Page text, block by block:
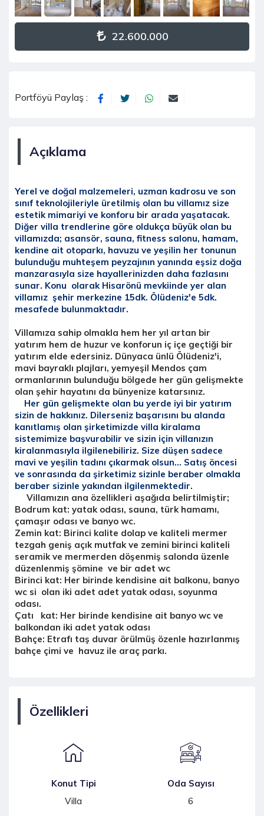
22.600.000
Portföyü Paylaş :
Açıklama
Yerel ve doğal malzemeleri, uzman kadrosu ve son
sınıf teknolojileriyle üretilmiş olan bu villamız size
estetik mimariyi ve konforu bir arada yaşatacak.
Diğer villa trendlerine göre oldukça büyük olan bu
villamızda; asansör, sauna, fitness salonu, hamam,
kendine ait otoparkı, havuzu ve yeşilin her tonunun
bulunduğu muhteşem peyzajının yanında eşsiz doğa
manzarasıyla size hayallerinizden daha fazlasını
sunar. Konu olarak Hisarönü mevkiinde yer alan
villamız şehir merkezine 15dk. Ölüdeniz'e 5dk.
mesafede bulunmaktadır.
Villamıza sahip olmakla hem her yıl artan bir
yatırım hem de huzur ve konforun iç içe geçtiği bir
yatırım elde edersiniz. Dünyaca ünlü Ölüdeniz'i,
mavi bayraklı plajları, yemyeşil Mendos çam
ormanlarının bulunduğu bölgede her gün gelişmekte
olan şehir hayatını da bünyenize katarsınız.
Her gün gelişmekte olan bu yerde iyi bir yatırım
sizin de hakkınız. Dilerseniz başarısını bu alanda
kanıtlamış olan şirketimizde villa kiralama
sistemimize başvurabilir ve sizin için villanızın
kiralanmasıyla ilgilenebiliriz. Size düşen sadece
mavi ve yeşilin tadını çıkarmak olsun... Satış öncesi
ve sonrasında da şirketimiz sizinle beraber olmakla
beraber sizinle yakından ilgilenmektedir.
Villamızın ana özellikleri aşağıda belirtilmiştir;
Bodrum kat: yatak odası, sauna, türk hamamı,
çamaşır odası ve banyo wc.
Zemin kat: Birinci kalite dolap ve kaliteli mermer
tezgah geniş açık mutfak ve zemini birinci kaliteli
seramik ve mermerden döşenmiş salonda üzenle
düzenlenmiş şömine ve bir adet wc
Birinci kat: Her birinde kendisine ait balkonu, banyo
wc si olan iki adet adet yatak odası, soyunma
odası.
Çatı kat: Her birinde kendisine ait banyo wc ve
balkondan iki adet yatak odası
Bahçe: Etrafı taş duvar örülmüş özenle hazırlanmış
bahçe çimi ve havuz ile araç parkı.
Özellikleri
Konut Tipi
Villa
Oda Sayısı
6